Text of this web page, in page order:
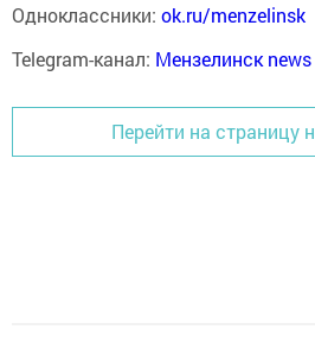
Одноклассники: ok.ru/menzelinsk
Telegram-канал: Мензелинск
Перейти на страницу